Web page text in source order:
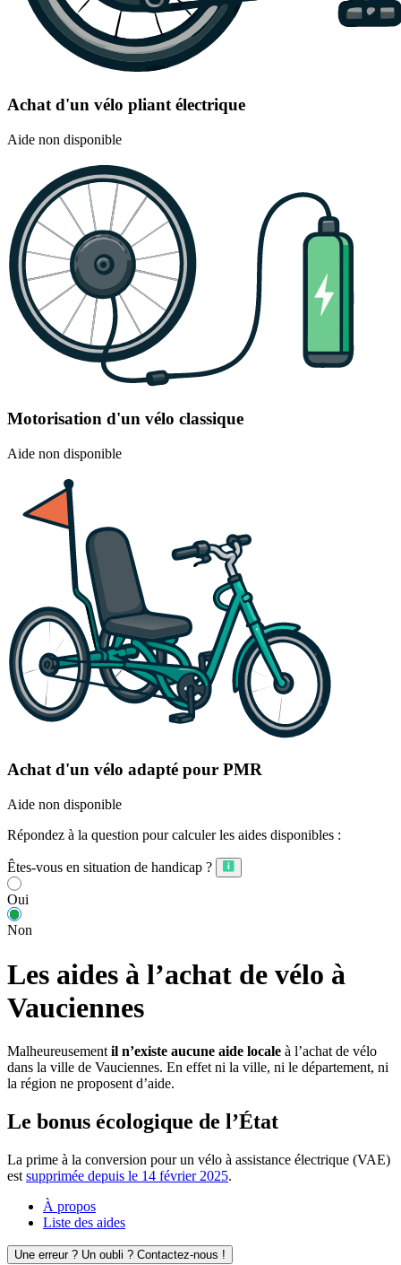
Achat d'un vélo pliant électrique
Aide non disponible
Motorisation d'un vélo classique
Aide non disponible
Achat d'un vélo adapté pour PMR
Aide non disponible
Répondez à la question pour calculer les aides disponibles :
Êtes-vous en situation de handicap ?
Oui
Non
Les aides à l’achat de vélo à
Vauciennes
Malheureusement il n’existe aucune aide locale à l’achat de vélo
dans la ville de Vauciennes. En effet ni la ville, ni le département, ni
la région ne proposent d’aide.
Le bonus écologique de l’État
La prime à la conversion pour un vélo à assistance électrique (VAE)
est supprimée depuis le 14 février 2025.
À propos
Liste des aides
Une erreur ? Un oubli ? Contactez-nous !